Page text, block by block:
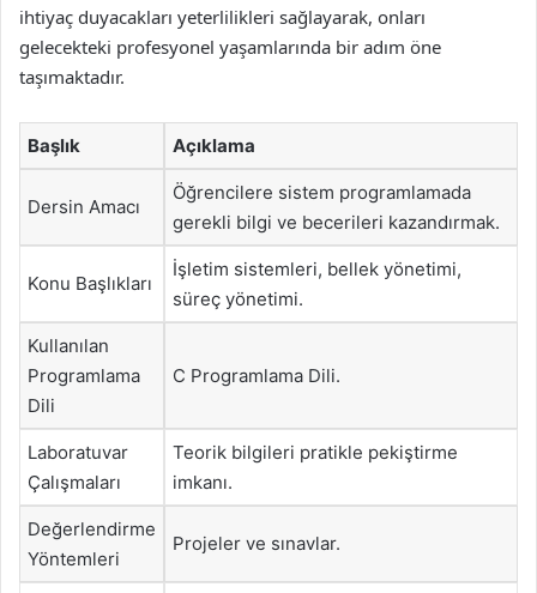
ihtiyaç duyacakları yeterlilikleri sağlayarak, onları
gelecekteki profesyonel yaşamlarında bir adım öne
taşımaktadır.
Başlık Açıklama
Dersin Amacı
Öğrencilere sistem programlamada
gerekli bilgi ve becerileri kazandırmak.
Konu Başlıkları
İşletim sistemleri, bellek yönetimi,
süreç yönetimi.
Kullanılan
Programlama
Dili
C Programlama Dili.
Laboratuvar
Çalışmaları
Teorik bilgileri pratikle pekiştirme
imkanı.
Değerlendirme
Yöntemleri
Projeler ve sınavlar.